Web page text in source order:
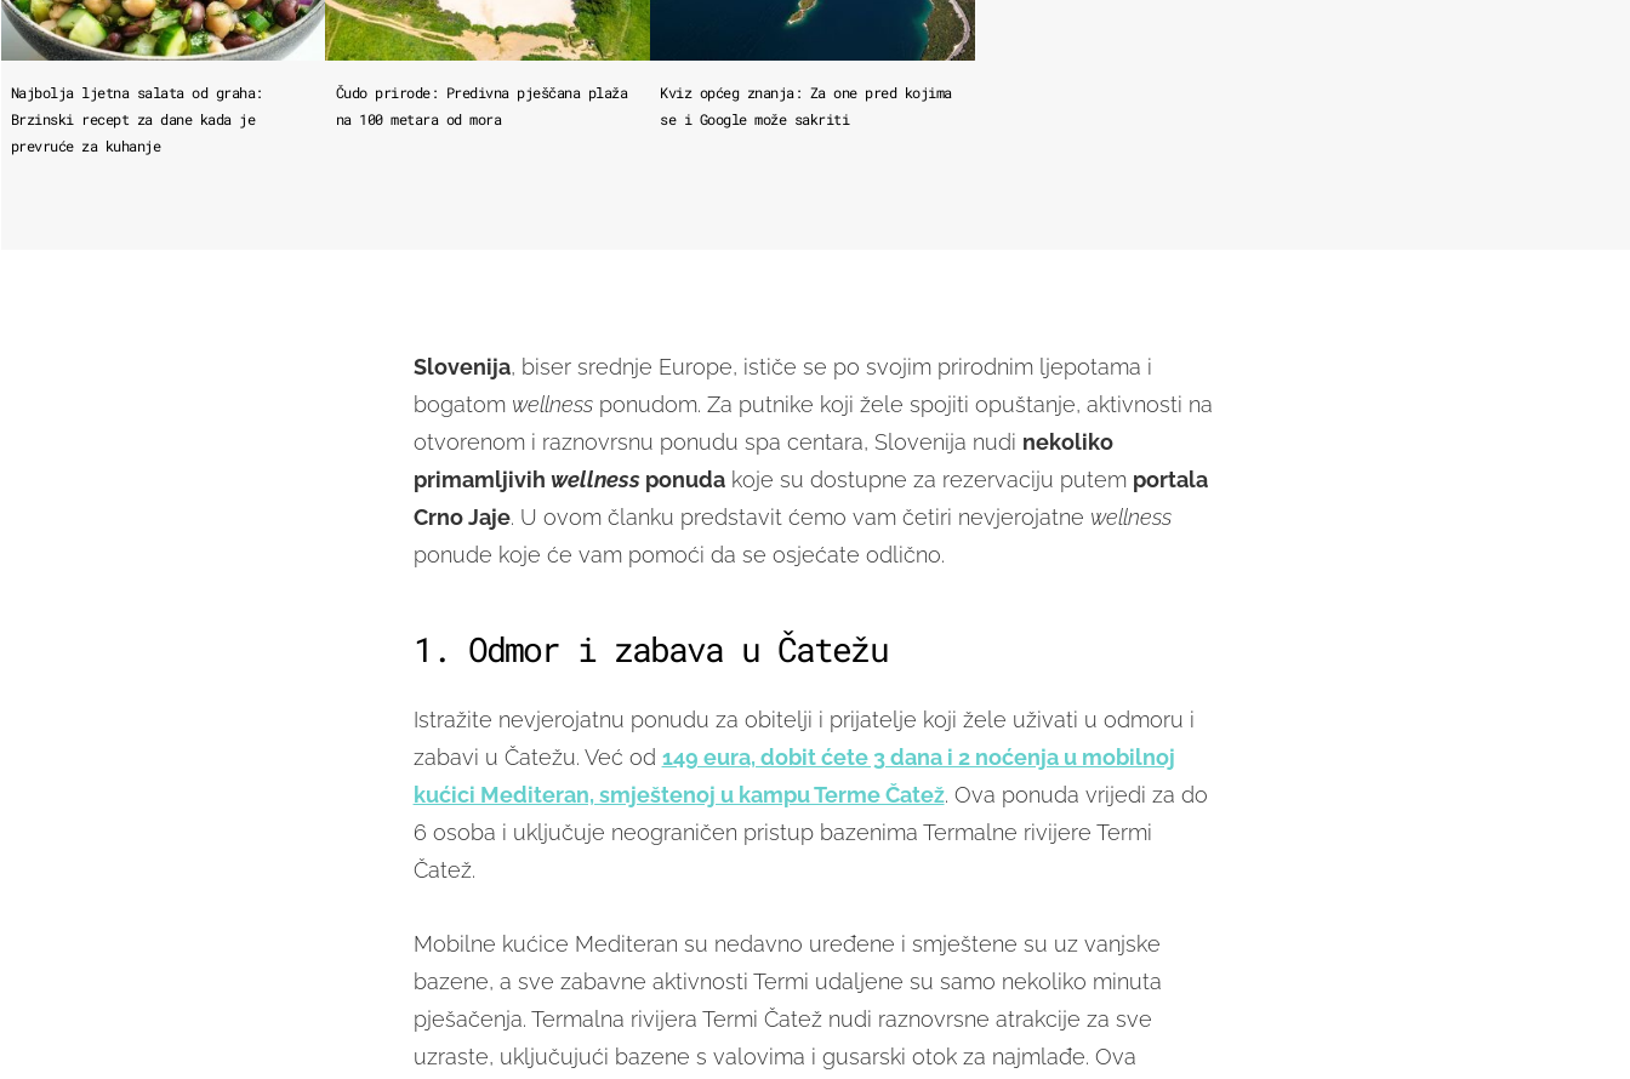
Najbolja ljetna salata od graha:
Brzinski recept za dane kada je
prevruće za kuhanje
Čudo prirode: Predivna pješčana plaža
na 100 metara od mora
Kviz općeg znanja: Za one pred kojima
se i Google može sakriti
Slovenija, biser srednje Europe, ističe se po svojim prirodnim ljepotama i
bogatom wellness ponudom. Za putnike koji žele spojiti opuštanje, aktivnosti na
otvorenom i raznovrsnu ponudu spa centara, Slovenija nudi nekoliko
primamljivih wellness ponudakoje su dostupne za rezervaciju putem portala
Crno Jaje. U ovom članku predstavit ćemo vam četiri nevjerojatne wellness
ponude koje će vam pomoći da se osjećate odlično.
1. Odmor i zabava u Čatežu
Istražite nevjerojatnu ponudu za obitelji i prijatelje koji žele uživati u odmoru i
zabavi u Čatežu. Već od 149 eura, dobit ćete 3 dana i 2 noćenja u mobilnoj
kućici Mediteran, smještenoj u kampu Terme Čatež. Ova ponuda vrijedi za do
6 osoba i uključuje neograničen pristup bazenima Termalne rivijere Termi
Čatež.
Mobilne kućice Mediteran su nedavno uređene i smještene su uz vanjske
bazene, a sve zabavne aktivnosti Termi udaljene su samo nekoliko minuta
pješačenja. Termalna rivijera Termi Čatež nudi raznovrsne atrakcije za sve
uzraste, uključujući bazene s valovima i gusarski otok za najmlađe. Ova